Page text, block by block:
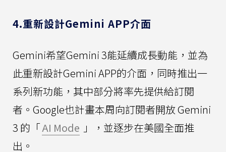
4.重新設計Gemini APP介面
Gemini希望Gemini 3能延續成長動能，並為
此重新設計Gemini APP的介面，同時推出一
系列新功能，其中部分將率先提供給訂閱
者。Google也計畫本周向訂閱者開放 Gemini
3 的「AI Mode 」，並逐步在美國全面推
出。